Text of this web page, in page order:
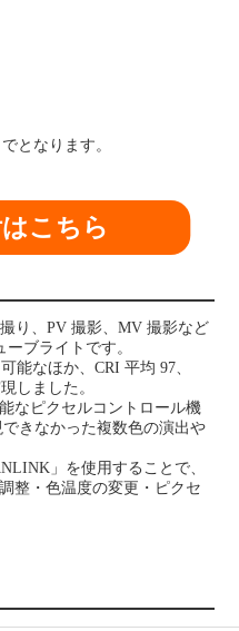
となります。
こちら
り、PV 撮影、MV 撮影など
ブライトです。
能なほか、CRI 平均 97、
しました。
なピクセルコントロール機
できなかった複数色の演出や
」を使用することで、
整・色温度の変更・ピクセ